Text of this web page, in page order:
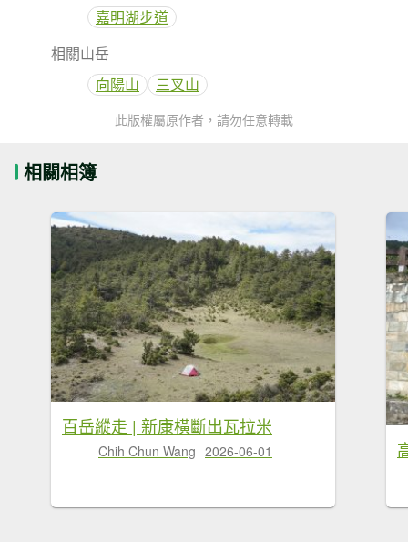
嘉明湖步道
相關山岳
向陽山
三叉山
此版權屬原作者，請勿任意轉載
相關相簿
百岳縱走 | 新康橫斷出瓦拉米
Chih Chun Wang 2026-06-01